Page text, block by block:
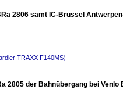
2806 samt IC-Brussel
TRAXX F140MS)
2805 der Bahnübergang bei Venlo